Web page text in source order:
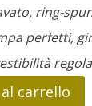
ring-
perfetti,
carrello